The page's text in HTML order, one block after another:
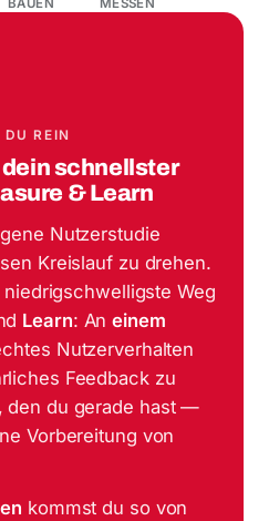
REIN
schnellster
& Learn
Nutzerstudie
Kreislauf zu drehen.
Weg
Learn: Aneinem
Nutzerverhalten
Feedback zu
den du gerade hast —
Vorbereitung von
kommst du so von